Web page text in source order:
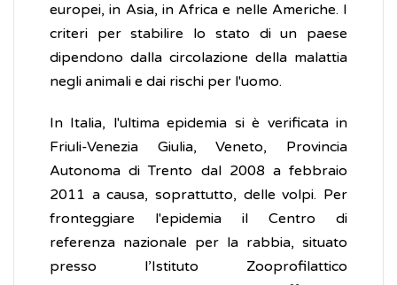
europei, in Asia, in Africa e nelle Americhe. I
criteri per stabilire lo stato di un paese
dipendono dalla circolazione della malattia
negli animali e dai rischi per l'uomo.
In Italia, l'ultima epidemia si è verificata in
Friuli-Venezia Giulia, Veneto, Provincia
Autonoma di Trento dal 2008 a febbraio
2011 a causa, soprattutto, delle volpi. Per
fronteggiare l'epidemia il Centro di
referenza nazionale per la rabbia, situato
presso l’Istituto Zooprofilattico